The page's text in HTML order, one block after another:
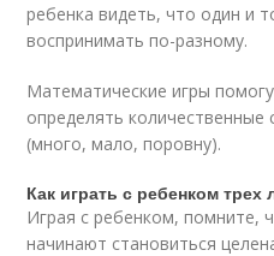
ребенка видеть, что один и
воспринимать по-разному.
Математические игры
определять
(много, мало, поровну).
Как играть с ребенком трех
Играя с ребенком, помните,
начинают становиться